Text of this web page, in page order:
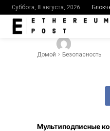
Суббота, 8 августа, 2026
Домой Безопасность
Мультиподписные